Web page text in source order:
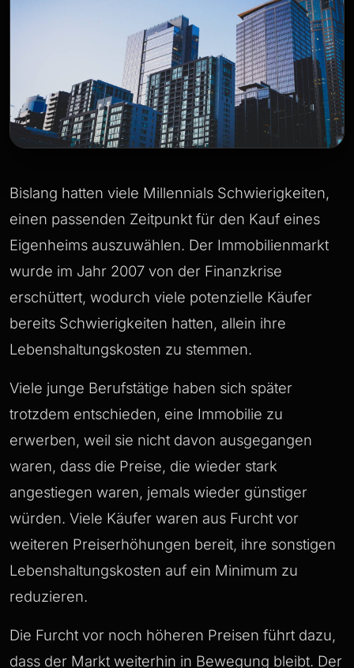
Bislang hatten viele Millennials Schwierigkeiten,
einen passenden Zeitpunkt für den Kauf eines
Eigenheims auszuwählen. Der Immobilienmarkt
wurde im Jahr 2007 von der Finanzkrise
erschüttert, wodurch viele potenzielle Käufer
bereits Schwierigkeiten hatten, allein ihre
Lebenshaltungskosten zu stemmen.
Viele junge Berufstätige haben sich später
trotzdem entschieden, eine Immobilie zu
erwerben, weil sie nicht davon ausgegangen
waren, dass die Preise, die wieder stark
angestiegen waren, jemals wieder günstiger
würden. Viele Käufer waren aus Furcht vor
weiteren Preiserhöhungen bereit, ihre sonstigen
Lebenshaltungskosten auf ein Minimum zu
reduzieren.
Die Furcht vor noch höheren Preisen führt dazu,
dass der Markt weiterhin in Bewegung bleibt. Der